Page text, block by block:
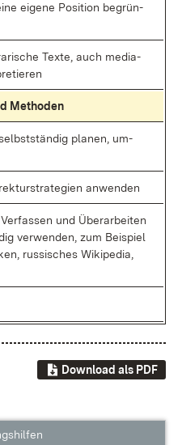
ei­ge­ne Po­si­ti­on be­grün­
Tex­te, auch me­dia­
Me­tho­den
pla­nen, um­
an­wen­den
und Über­ar­bei­ten
ver­wen­den, zum Bei­spiel
rus­si­sches Wi­ki­pe­dia,
Download als PDF